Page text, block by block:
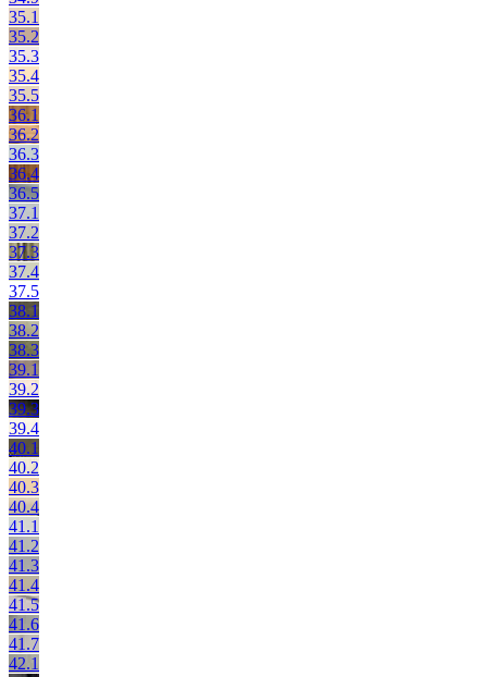
35.1
35.2
35.3
35.4
35.5
36.1
36.2
36.3
36.4
36.5
37.1
37.2
37.3
37.4
37.5
38.1
38.2
38.3
39.1
39.2
39.3
39.4
40.1
40.2
40.3
40.4
41.1
41.2
41.3
41.4
41.5
41.6
41.7
42.1